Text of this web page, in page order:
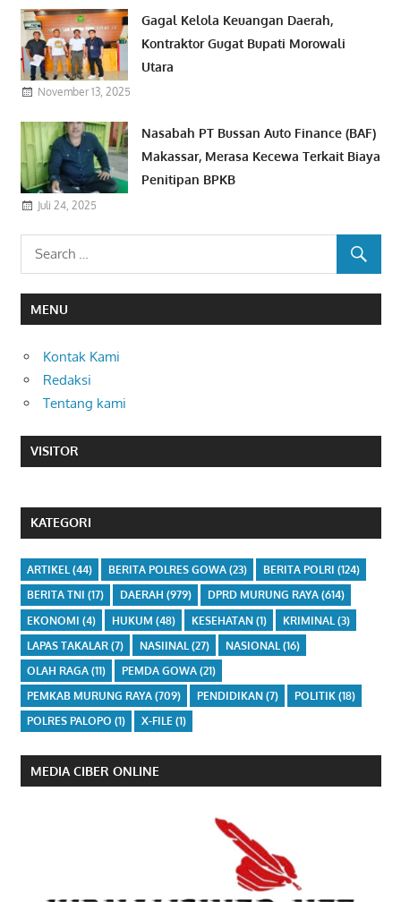
Gagal Kelola Keuangan Daerah,
Kontraktor Gugat Bupati Morowali
Utara
November 13, 2025
Nasabah PT Bussan Auto Finance (BAF)
Makassar, Merasa Kecewa Terkait Biaya
Penitipan BPKB
Juli 24, 2025
MENU
Kontak Kami
Redaksi
Tentang kami
VISITOR
KATEGORI
ARTIKEL(44) BERITA POLRES GOWA(23) BERITA POLRI (124)
BERITA TNI (17) DAERAH (979) DPRD MURUNG RAYA(614)
EKONOMI (4) HUKUM (48) KESEHATAN(1) KRIMINAL (3)
LAPAS TAKALAR(7) NASIINAL (27) NASIONAL (16)
OLAH RAGA(11) PEMDA GOWA(21)
PEMKAB MURUNG RAYA(709) PENDIDIKAN(7) POLITIK(18)
POLRES PALOPO (1) X-FILE(1)
MEDIA CIBER ONLINE